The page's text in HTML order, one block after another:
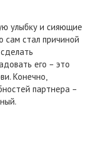
улыбку и сияющие
сам стал причиной
его – это
Конечно,
партнера –